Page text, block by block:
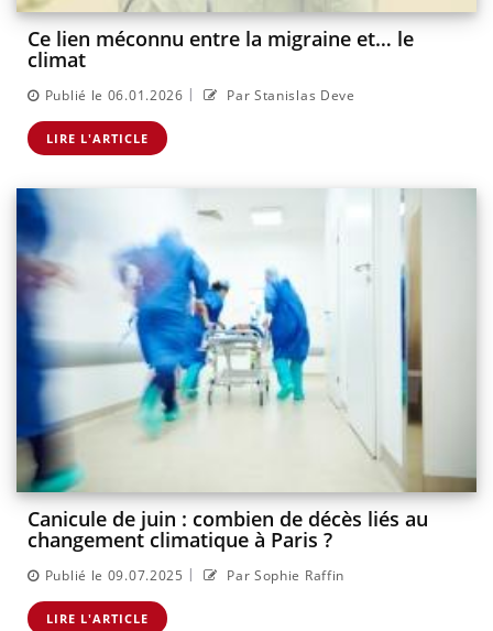
Ce lien méconnu entre la migraine et… le
climat
Publié le 06.01.2026 | Par Stanislas Deve
LIRE L'ARTICLE
Canicule de juin : combien de décès liés au
changement climatique à Paris ?
Publié le 09.07.2025 | Par Sophie Raffin
LIRE L'ARTICLE